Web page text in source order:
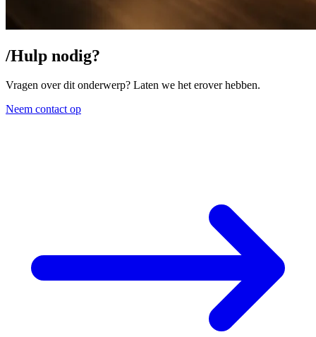
/Hulp nodig?
Vragen over dit onderwerp? Laten we het erover hebben.
Neem contact op